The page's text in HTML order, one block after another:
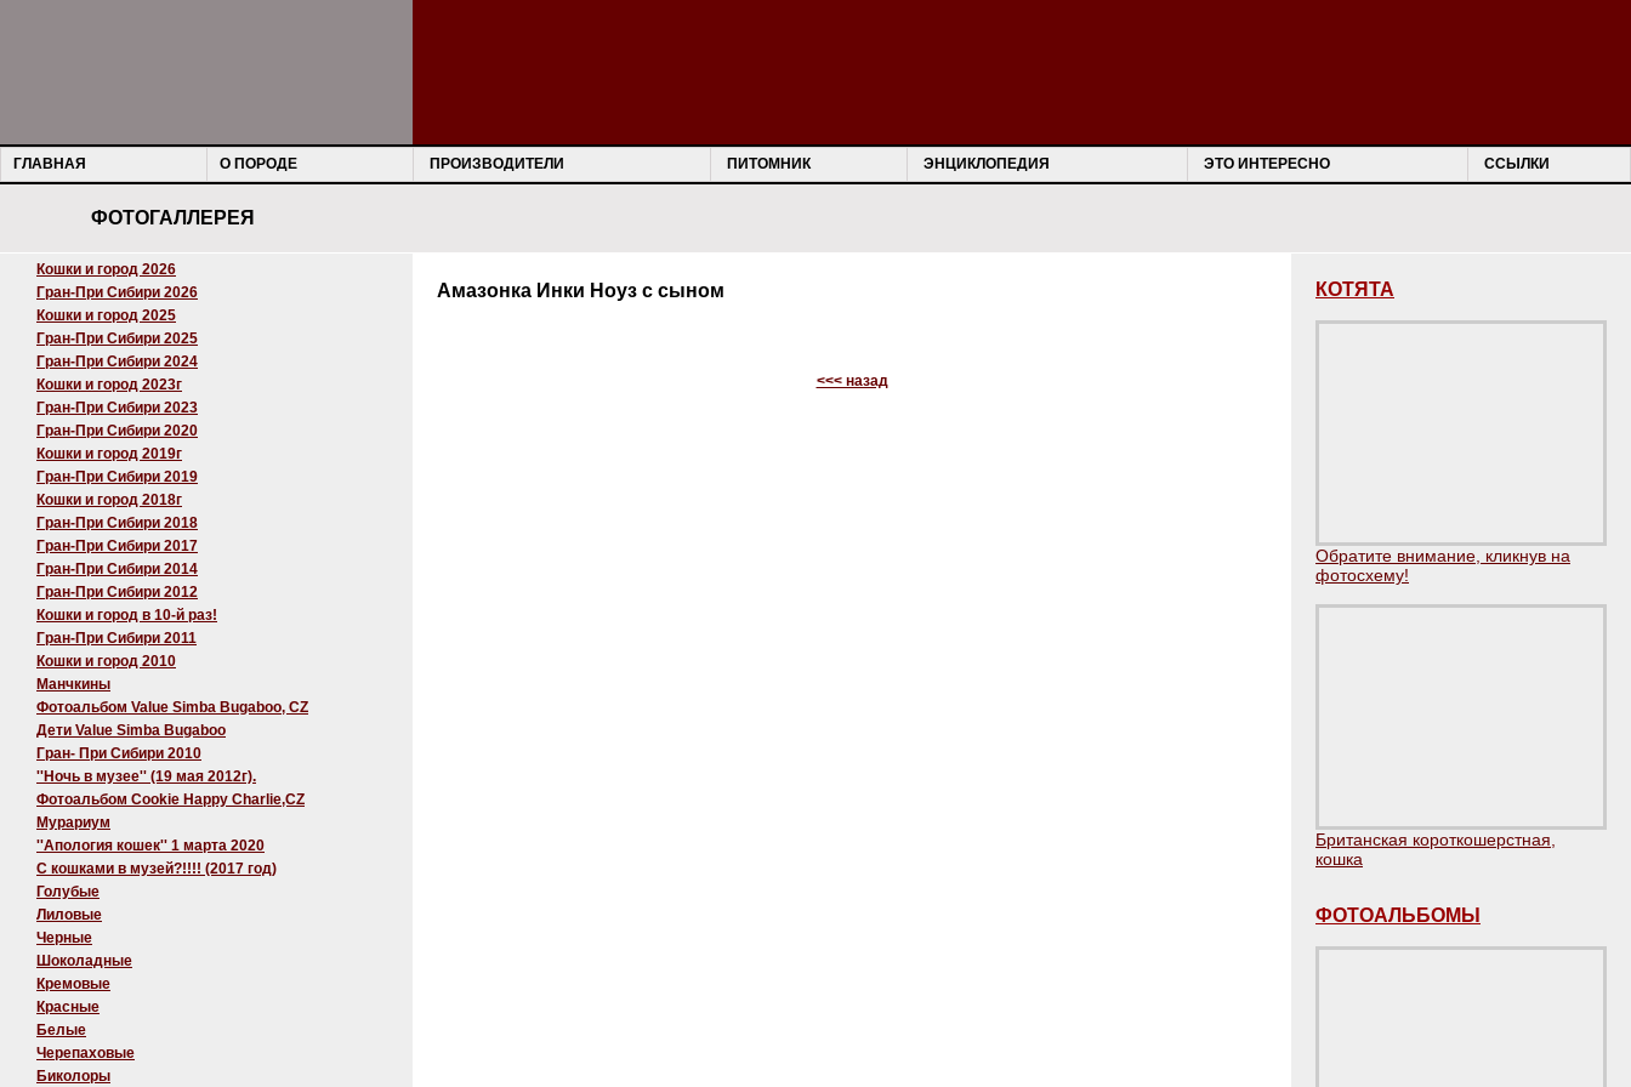
ГЛАВНАЯ О ПОРОДЕ ПРОИЗВОДИТЕЛИ ПИТОМНИК ЭНЦИКЛОПЕДИЯ ЭТО ИНТЕРЕСНО ССЫЛКИ
ФОТОГАЛЛЕРЕЯ
Кошки и город 2026
Гран-При Сибири 2026
Кошки и город 2025
Гран-При Сибири 2025
Гран-При Сибири 2024
Кошки и город 2023г
Гран-При Сибири 2023
Гран-При Сибири 2020
Кошки и город 2019г
Гран-При Сибири 2019
Кошки и город 2018г
Гран-При Сибири 2018
Гран-При Сибири 2017
Гран-При Сибири 2014
Гран-При Сибири 2012
Кошки и город в 10-й раз!
Гран-При Сибири 2011
Кошки и город 2010
Манчкины
Фотоальбом Value Simba Bugaboo, CZ
Дети Value Simba Bugaboo
Гран- При Сибири 2010
''Ночь в музее'' (19 мая 2012г).
Фотоальбом Cookie Happy Charlie,CZ
Мурариум
''Апология кошек'' 1 марта 2020
C кошками в музей?!!!! (2017 год)
Голубые
Лиловые
Черные
Шоколадные
Кремовые
Красные
Белые
Черепаховые
Биколоры
Амазонка Инки Ноуз с сыном
<<< назад
КОТЯТА
Обратите внимание, кликнув на
фотосхему!
Британская короткошерстная,
кошка
ФОТОАЛЬБОМЫ